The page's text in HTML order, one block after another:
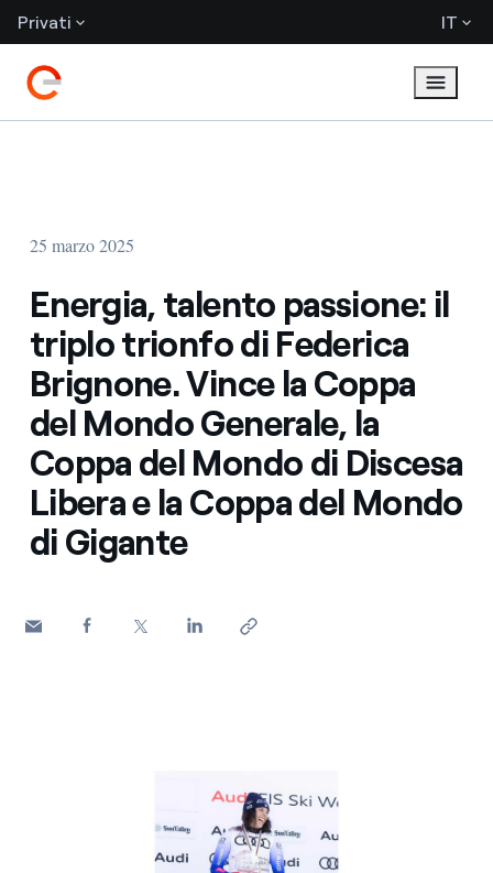
Privati IT
25 marzo 2025
Energia, talento passione: il
triplo trionfo di Federica
Brignone. Vince la Coppa
del Mondo Generale, la
Coppa del Mondo di Discesa
Libera e la Coppa del Mondo
di Gigante